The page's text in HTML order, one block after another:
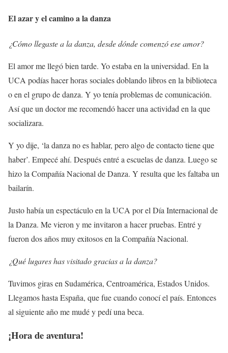
El azar y el camino a la danza
¿Cómo llegaste a la danza, desde dónde comenzó ese amor?
El amor me llegó bien tarde. Yo estaba en la universidad. En la
UCA podías hacer horas sociales doblando libros en la biblioteca
o en el grupo de danza. Y yo tenía problemas de comunicación.
Así que un doctor me recomendó hacer una actividad en la que
socializara.
Y yo dije, ‘la danza no es hablar, pero algo de contacto tiene que
haber’. Empecé ahí. Después entré a escuelas de danza. Luego se
hizo la Compañía Nacional de Danza. Y resulta que les faltaba un
bailarín.
Justo había un espectáculo en la UCA por el Día Internacional de
la Danza. Me vieron y me invitaron a hacer pruebas. Entré y
fueron dos años muy exitosos en la Compañía Nacional.
¿Qué lugares has visitado gracias a la danza?
Tuvimos giras en Sudamérica, Centroamérica, Estados Unidos.
Llegamos hasta España, que fue cuando conocí el país. Entonces
al siguiente año me mudé y pedí una beca.
¡Hora de aventura!